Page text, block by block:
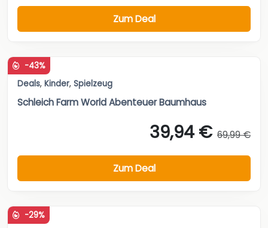
Zum Deal
-43%
Deals, Kinder, Spielzeug
Schleich Farm World Abenteuer Baumhaus
39,94 € 69,99 €
Zum Deal
-29%